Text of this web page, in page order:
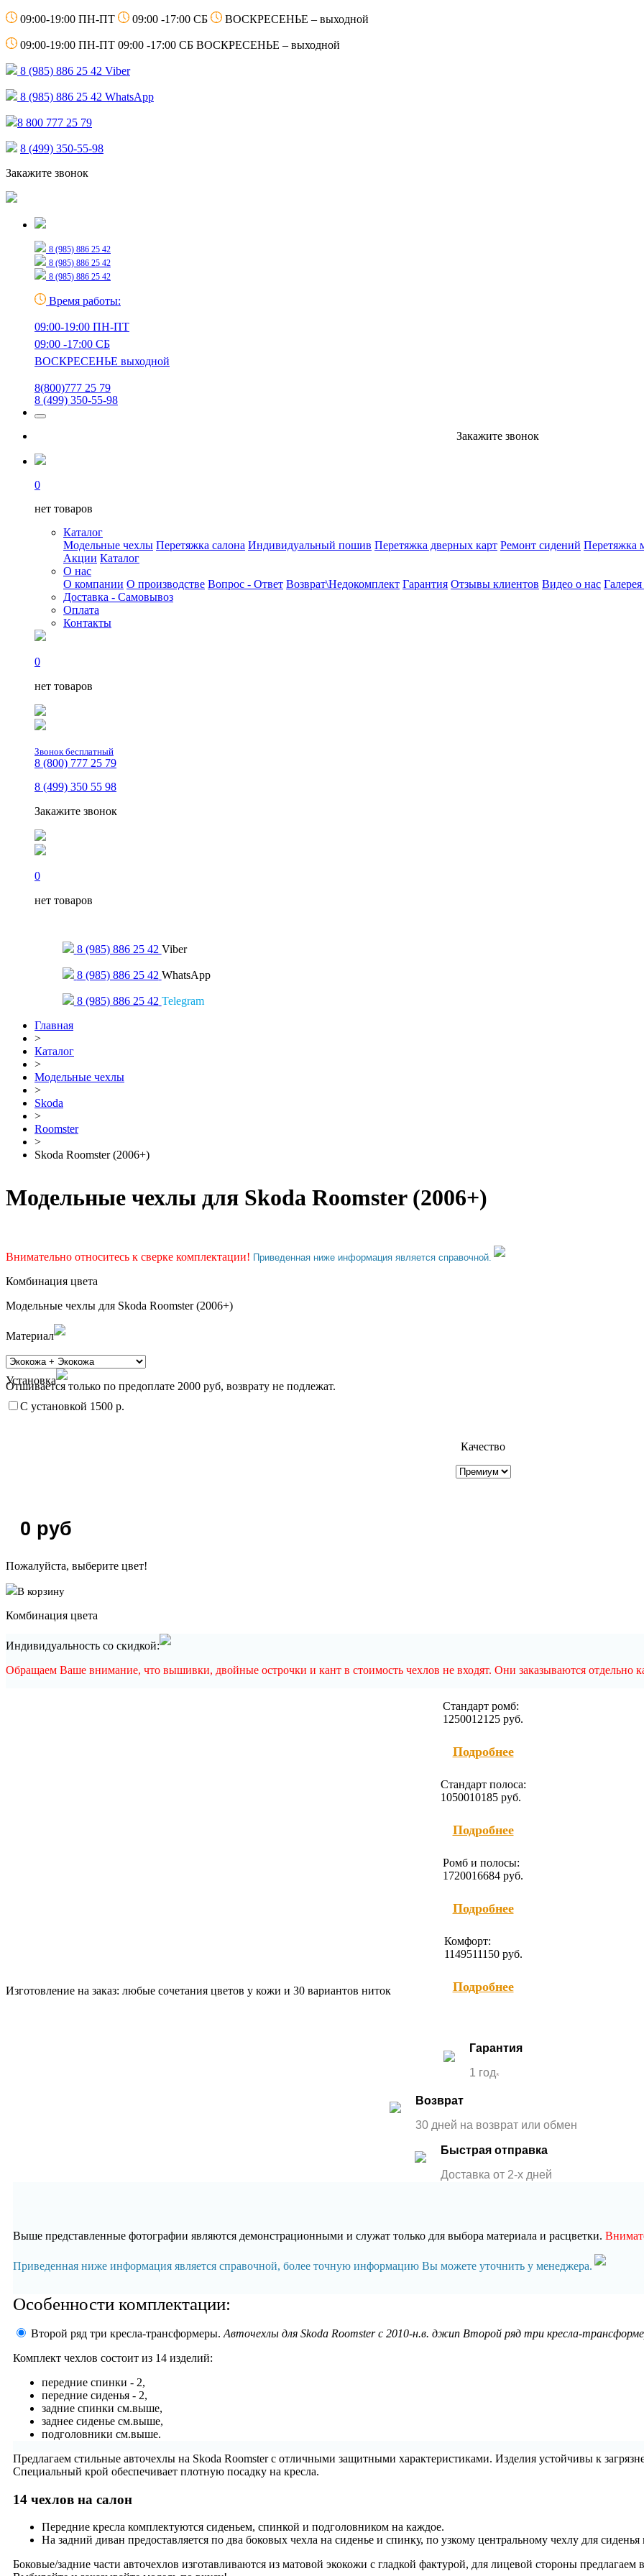
09:00-19:00 ПН-ПТ 09:00 -17:00 СБ ВОСКРЕСЕНЬЕ – выходной
09:00-19:00 ПН-ПТ 09:00 -17:00 СБ ВОСКРЕСЕНЬЕ – выходной
8 (985) 886 25 42 Viber
8 (985) 886 25 42 WhatsApp
8 800 777 25 79
8 (499) 350-55-98
Закажите звонок
8 (985) 886 25 42
8 (985) 886 25 42
8 (985) 886 25 42
Время работы:
09:00-19:00 ПН-ПТ
09:00 -17:00 СБ
ВОСКРЕСЕНЬЕ выходной
8(800)777 25 79
8 (499) 350-55-98
Закажите звонок
0
нет товаров
Каталог
Модельные чехлы Перетяжка салона Индивидуальный пошив Перетяжка дверных карт Ремонт сидений Перетяжка
Акции Каталог
О нас
О компании О производстве Вопрос - Ответ Возврат\Недокомплект Гарантия Отзывы клиентов Видео о нас
Доставка - Самовывоз
Оплата
Контакты
0
нет товаров
Звонок бесплатный
8 (800) 777 25 79
8 (499) 350 55 98
Закажите звонок
0
нет товаров
8 (985) 886 25 42 Viber
8 (985) 886 25 42 WhatsApp
8 (985) 886 25 42 Telegram
Главная
>
Каталог
>
Модельные чехлы
>
Skoda
>
Roomster
>
Skoda Roomster (2006+)
Модельные чехлы для Skoda Roomster (2006+)
Внимательно относитесь к сверке комплектации! Приведенная ниже информация является справочной.
Комбинация цвета
Модельные чехлы для Skoda Roomster (2006+)
Материал
Отшивается только по предоплате 2000 руб, возврату не подлежат.
Установка
С установкой 1500 р.
Качество
0 руб
Пожалуйста, выберите цвет!
В корзину
Комбинация цвета
Индивидуальность со скидкой:
Обращаем Ваше внимание, что вышивки, двойные острочки и кант в стоимость чехлов не входят. Они заказываются отдельно
Cтандарт ромб:
1250012125 руб.
Подробнее
Cтандарт полоса:
1050010185руб.
Подробнее
Ромб и полосы:
1720016684 руб.
Подробнее
Комфорт:
1149511150руб.
Подробнее
Изготовление на заказ: любые сочетания цветов у кожи и 30 вариантов ниток
Гарантия
1 год*
Возврат
30 дней на возврат или обмен
Быстрая отправка
Доставка от 2-x дней
Выше представленные фотографии являются демонстрационными и служат только для выбора материала и расцветки.
Приведенная ниже информация является справочной, более точную информацию Вы можете уточнить у менеджера.
Особенности комплектации:
Второй ряд три кресла-трансформеры. Авточехлы для Skoda Roomster с 2010-н.в. джип Второй ряд три кресла-
Комплект чехлов состоит из 14 изделий:
передние спинки - 2,
передние сиденья - 2,
задние спинки см.выше,
заднее сиденье см.выше,
подголовники см.выше.
Предлагаем стильные авточехлы на Skoda Roomster с отличными защитными характеристиками. Изделия устойчивы к
Специальный крой обеспечивает плотную посадку на кресла.
14 чехлов на салон
Передние кресла комплектуются сиденьем, спинкой и подголовником на каждое.
На задний диван предоставляется по два боковых чехла на сиденье и спинку, по узкому центральному чехлу для
Боковые/задние части авточехлов изготавливаются из матовой экокожи с гладкой фактурой, для лицевой стороны